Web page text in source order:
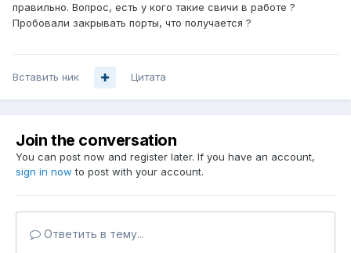
правильно. Вопрос, есть у кого такие свичи в работе ?
Пробовали закрывать порты, что получается ?
Вставить ник Цитата
Join the conversation
You can post now and register later. If you have an account,
sign in now to post with your account.
Ответить в тему...